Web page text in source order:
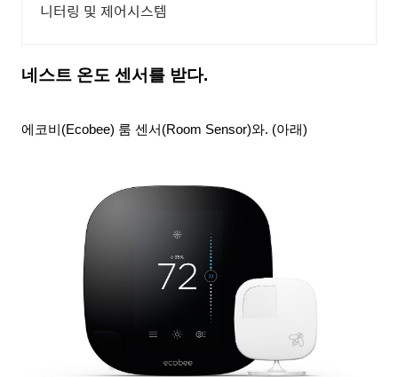
니터링 및 제어시스템
네스트 온도 센서를 받다.
에코비(Ecobee) 룸 센서(Room Sensor)와. (아래)